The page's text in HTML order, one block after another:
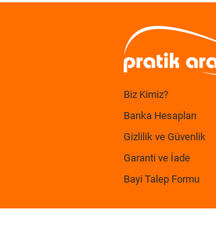
Biz Kimiz?
Banka Hesapları
Gizlilik ve Güvenlik
Garanti ve İade
Bayi Talep Formu